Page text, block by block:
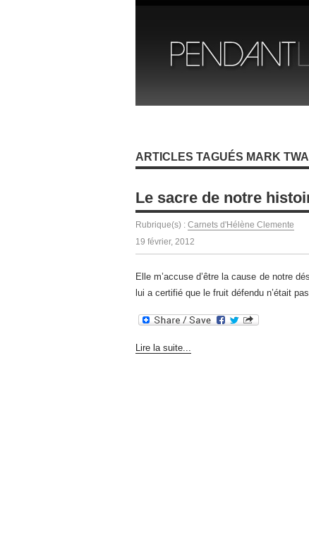
ARTICLES TAGUÉS MARK
Le sacre de notre
Rubrique(s) : Carnets d'Hélène Clemente
19 février, 2012
Elle m’accuse d’être la cause de notre
lui a certifié que le fruit défendu n’était
Lire la suite...